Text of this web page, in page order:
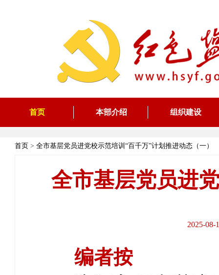
首页 本部介绍 组织建设
首页 > 全市基层党员进党校示范培训“百千万”计划推进动态（一）
全市基层党员进
2025-
编者按